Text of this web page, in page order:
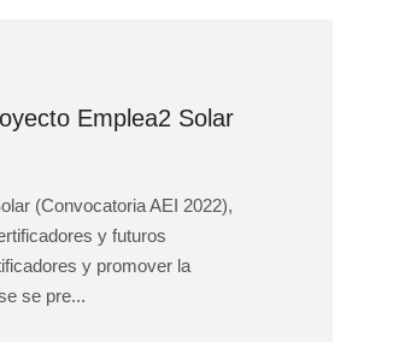
Emplea2 Solar
(Convocatoria AEI 2022),
y futuros
y promover la
se pre...